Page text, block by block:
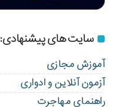
سایت های پیشنهادی:
آموزش مجازی
آزمون آنلاین و ادواری
راهنمای مهاجرت